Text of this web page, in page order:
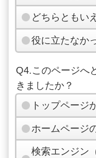
どちらともい
役に立たなか
Q4.このページへ
きましたか？
トップページ
ホームページ
検索エンジン